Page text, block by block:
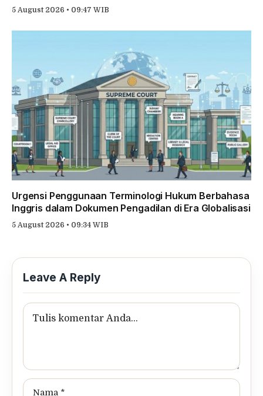
5 August 2026 • 09:47 WIB
Urgensi Penggunaan Terminologi Hukum Berbahasa
Inggris dalam Dokumen Pengadilan di Era Globalisasi
5 August 2026 • 09:34 WIB
Leave A Reply